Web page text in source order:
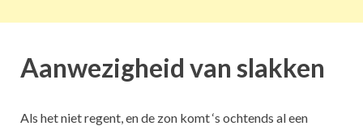
Aanwezigheid van slakken
Als het niet regent, en de zon komt ‘s ochtends al een